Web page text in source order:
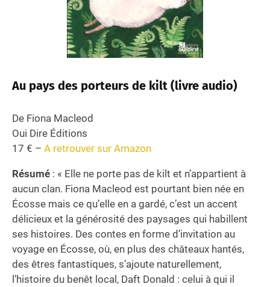
Au pays des porteurs de kilt (livre audio)
De Fiona Macleod
Oui Dire Éditions
17 € – A retrouver sur Amazon
Résumé : « Elle ne porte pas de kilt et n’appartient à
aucun clan. Fiona Macleod est pourtant bien née en
Écosse mais ce qu’elle en a gardé, c’est un accent
délicieux et la générosité des paysages qui habillent
ses histoires. Des contes en forme d’invitation au
voyage en Écosse, où, en plus des châteaux hantés,
des êtres fantastiques, s’ajoute naturellement,
l’histoire du benêt local, Daft Donald : celui à qui il